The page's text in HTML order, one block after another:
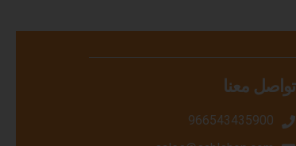
تواصل معنا
966543435900